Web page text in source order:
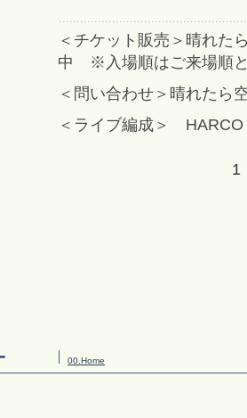
＜チケット販売＞晴れた
中 ※入場順はご来場順
＜問い合わせ＞晴れたら
＜ライブ編成＞ HARCO
00.Home